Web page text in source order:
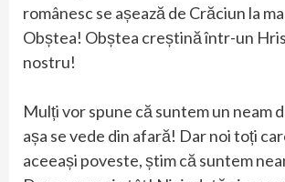
românesc se așează de Crăciun la
Obștea! Obștea creștină într-un
nostru!
Mulți vor spune că suntem un neam
așa se vede din afară! Dar noi toți
aceeași poveste, știm că suntem